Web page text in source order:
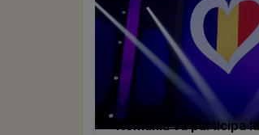
România va participa